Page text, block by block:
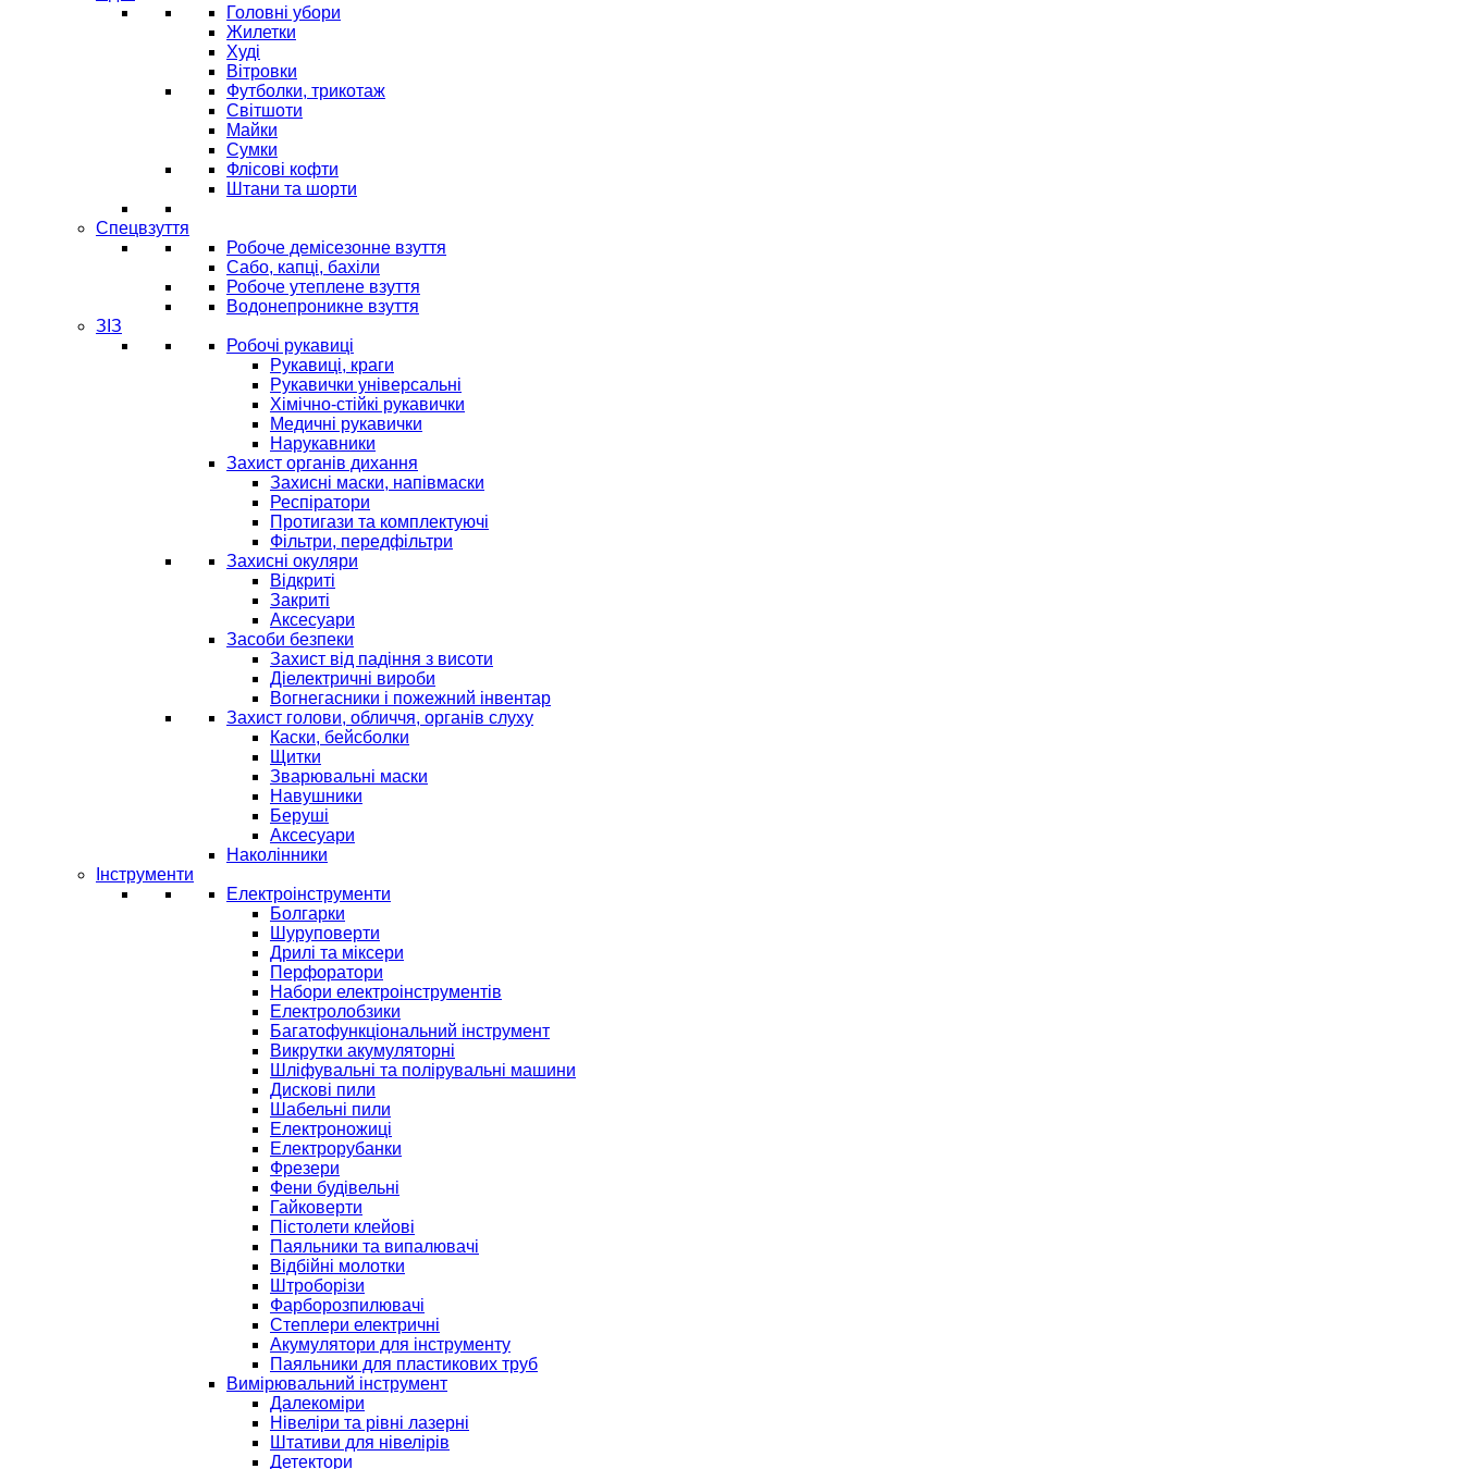
Головні убори
Жилетки
Худі
Вітровки
Футболки, трикотаж
Світшоти
Майки
Сумки
Флісові кофти
Штани та шорти
Спецвзуття
Робоче демісезонне взуття
Сабо, капці, бахіли
Робоче утеплене взуття
Водонепроникне взуття
ЗІЗ
Робочі рукавиці
Рукавиці, краги
Рукавички універсальні
Хімічно-стійкі рукавички
Медичні рукавички
Нарукавники
Захист органів дихання
Захисні маски, напівмаски
Респіратори
Протигази та комплектуючі
Фільтри, передфільтри
Захисні окуляри
Відкриті
Закриті
Аксесуари
Засоби безпеки
Захист від падіння з висоти
Діелектричні вироби
Вогнегасники і пожежний інвентар
Захист голови, обличчя, органів слуху
Каски, бейсболки
Щитки
Зварювальні маски
Навушники
Беруші
Аксесуари
Наколінники
Інструменти
Електроінструменти
Болгарки
Шуруповерти
Дрилі та міксери
Перфоратори
Набори електроінструментів
Електролобзики
Багатофункціональний інструмент
Викрутки акумуляторні
Шліфувальні та полірувальні машини
Дискові пили
Шабельні пили
Електроножиці
Електрорубанки
Фрезери
Фени будівельні
Гайковерти
Пістолети клейові
Паяльники та випалювачі
Відбійні молотки
Штроборізи
Фарборозпилювачі
Степлери електричні
Акумулятори для інструменту
Паяльники для пластикових труб
Вимірювальний інструмент
Далекоміри
Нівеліри та рівні лазерні
Штативи для нівелірів
Детектори